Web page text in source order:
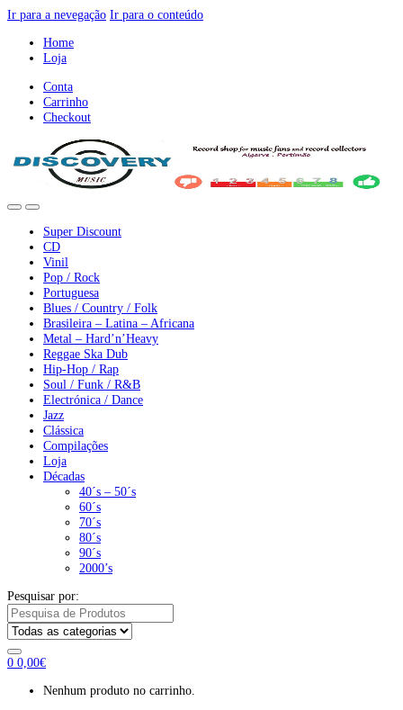
Ir para a nevegação Ir para o conteúdo
Home
Loja
Conta
Carrinho
Checkout
Super Discount
CD
Vinil
Pop / Rock
Portuguesa
Blues / Country / Folk
Brasileira – Latina – Africana
Metal – Hard’n’Heavy
Reggae Ska Dub
Hip-Hop / Rap
Soul / Funk / R&B
Electrónica / Dance
Jazz
Clássica
Compilações
Loja
Décadas
40´s – 50´s
60´s
70´s
80´s
90´s
2000’s
Pesquisar por:
0 0,00€
Nenhum produto no carrinho.